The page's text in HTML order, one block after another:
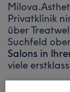
Privatklinik
über
Suchfeld
Salons in
viele